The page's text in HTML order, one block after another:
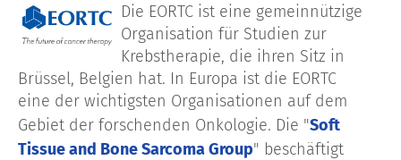
Die EORTC ist eine gemeinnützige
Organisation für Studien zur
Krebstherapie, die ihren Sitz in
Brüssel, Belgien hat. In Europa ist die EORTC
eine der wichtigsten Organisationen auf dem
Gebiet der forschenden Onkologie. Die "Soft
Tissue and Bone Sarcoma Group" beschäftigt